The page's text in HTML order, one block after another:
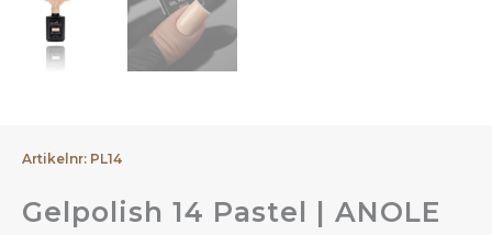
Artikelnr: PL14
Gelpolish 14 Pastel | ANOLE